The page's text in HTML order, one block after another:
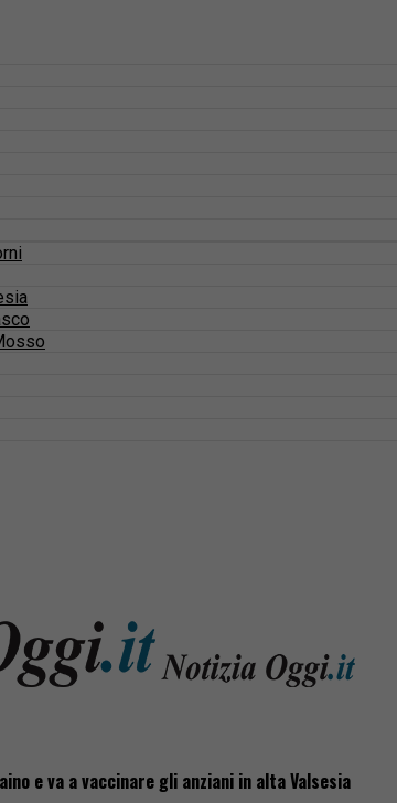
e va a vaccinare gli anziani in alta Valsesia